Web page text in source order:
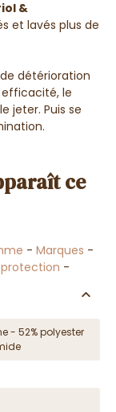
&
et lavés plus de
détérioration
le
jeter. Puis se
ce
- Marques -
-
- 52% polyester